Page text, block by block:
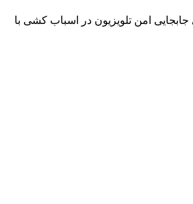
امن تلویزیون در اسباب کشی با